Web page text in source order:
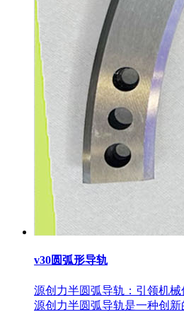
v30圆弧形导轨
源创力半圆弧导轨：引领机械
源创力半圆弧导轨是一种创